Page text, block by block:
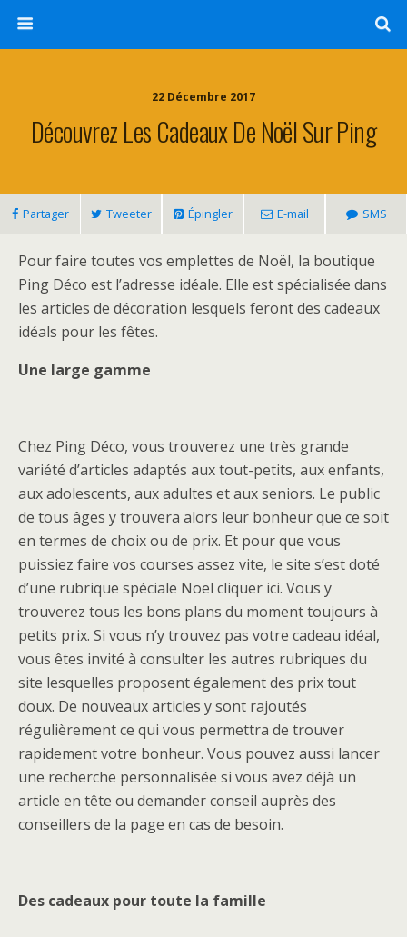
22 Décembre 2017
Découvrez Les Cadeaux De Noël Sur Ping
Partager Tweeter Épingler E-mail SMS
Pour faire toutes vos emplettes de Noël, la boutique
Ping Déco est l’adresse idéale. Elle est spécialisée dans
les articles de décoration lesquels feront des cadeaux
idéals pour les fêtes.
Une large gamme
Chez Ping Déco, vous trouverez une très grande
variété d’articles adaptés aux tout-petits, aux enfants,
aux adolescents, aux adultes et aux seniors. Le public
de tous âges y trouvera alors leur bonheur que ce soit
en termes de choix ou de prix. Et pour que vous
puissiez faire vos courses assez vite, le site s’est doté
d’une rubrique spéciale Noël cliquer ici. Vous y
trouverez tous les bons plans du moment toujours à
petits prix. Si vous n’y trouvez pas votre cadeau idéal,
vous êtes invité à consulter les autres rubriques du
site lesquelles proposent également des prix tout
doux. De nouveaux articles y sont rajoutés
régulièrement ce qui vous permettra de trouver
rapidement votre bonheur. Vous pouvez aussi lancer
une recherche personnalisée si vous avez déjà un
article en tête ou demander conseil auprès des
conseillers de la page en cas de besoin.
Des cadeaux pour toute la famille